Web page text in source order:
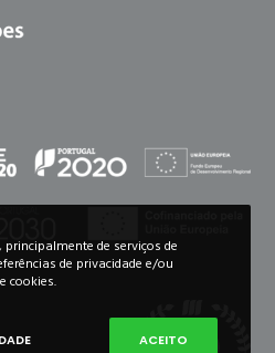
de serviços de
de privacidade e/ou
cookies.
ACEITO